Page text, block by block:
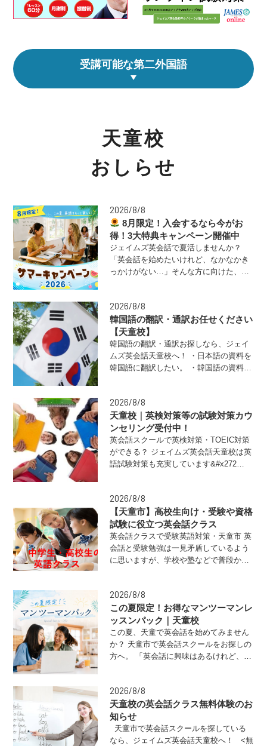
受講可能な第二外国語
天童校
おしらせ
2026/8/8
8月限定！入会するなら今がお
得！3大特典キャンペーン開催中
ジェイムズ英会話で夏活しませんか？
「英会話を始めたいけれど、なかなかき
っかけがない…」そんな方に向けた、夏
2026/8/8
韓国語の翻訳・通訳お任せください
【天童校】
韓国語の翻訳・通訳お探しなら、ジェイ
ムズ英会話天童校へ！ ・日本語の資料を
韓国語に翻訳したい。 ・韓国語の資料を
2026/8/8
天童校｜英検対策等の試験対策カウ
ンセリング受付中！
英会話スクールで英検対策・TOEIC対策
ができる？ ジェイムズ英会話天童校は英
語試験対策も充実しています&#x272…
2026/8/8
【天童市】高校生向け・受験や資格
試験に役立つ英会話クラス
英会話クラスで受験英語対策・天童市 英
会話と受験勉強は一見矛盾しているよう
に思いますが、学校や塾などで普段から
2026/8/8
この夏限定！お得なマンツーマンレ
ッスンパック｜天童校
この夏、天童で英会話を始めてみません
か？ 天童市で英会話スクールをお探しの
方へ。 「英会話に興味はあるけれど、な
2026/8/8
天童校の英会話クラス無料体験のお
知らせ
天童市で英会話スクールを探している
なら、ジェイムズ英会話天童校へ！ <無